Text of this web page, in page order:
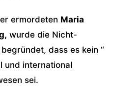
ermordeten Maria
wurde die Nicht-
dass es kein “
und international
sei.